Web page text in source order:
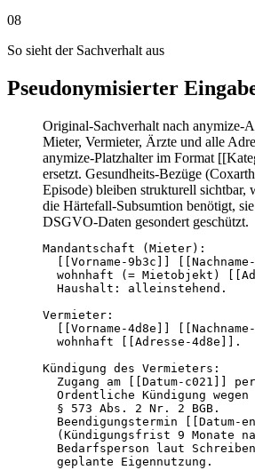
08
So sieht der Sachverhalt aus
Pseudonymisierter
Original-Sachverhalt nach anymize-
Mieter, Vermieter, Ärzte und alle
anymize-Platzhalter im Format
ersetzt. Gesundheits-Bezüge
Episode) bleiben strukturell sichtbar,
die Härtefall-Subsumtion benötigt,
DSGVO-Daten gesondert geschützt.
Mandantschaft (Mieter):
[[Vorname-9b3c]]
wohnhaft (= Mietobjekt)
  Haushalt: alleinstehend.
Vermieter:
[[Vorname-4d8e]]
  wohnhaft [[Adresse-4d8e]].
Kündigung des Vermieters:
Zugang am [[Datum-c021]]
Ordentliche Kündigung wegen
  § 573 Abs. 2 Nr. 2 BGB.
Beendigungstermin [[Datum-
(Kündigungsfrist 9 Monate
Bedarfsperson laut
  geplante Eigennutzung.